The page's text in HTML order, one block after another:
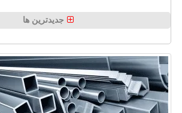
جدیدترین ها